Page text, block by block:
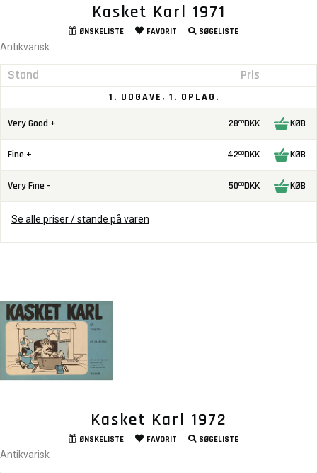
Kasket Karl 1971
ØNSKELISTE FAVORIT SØGELISTE
Antikvarisk
Stand Pris
1. UDGAVE, 1. OPLAG.
Very Good + 2800DKK KØB
Fine + 4200DKK KØB
Very Fine - 5000DKK KØB
Se alle priser / stande på varen
Kasket Karl 1972
ØNSKELISTE FAVORIT SØGELISTE
Antikvarisk